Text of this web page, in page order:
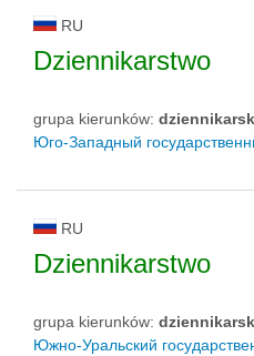
RU
Dziennikarstwo
grupa kierunków:
Юго-Западный
RU
Dziennikarstwo
grupa kierunków:
Южно-Уральский